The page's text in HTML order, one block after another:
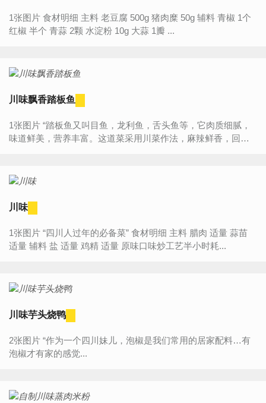
1张图片 食材明细 主料 老豆腐 500g 猪肉糜 50g 辅料 青椒 1个
红椒 半个 青蒜 2颗 水淀粉 10g 大蒜 1瓣 ...
川味飘香踏板鱼
1张图片 “踏板鱼又叫目鱼，龙利鱼，舌头鱼等，它肉质细腻，
味道鲜美，营养丰富。这道菜采用川菜作法，麻辣鲜香，回味
川味
1张图片 “四川人过年的必备菜” 食材明细 主料 腊肉 适量 蒜苗
适量 辅料 盐 适量 鸡精 适量 原味口味炒工艺半小时耗...
川味芋头烧鸭
2张图片 “作为一个四川妹儿，泡椒是我们常用的居家配料…有
泡椒才有家的感觉...